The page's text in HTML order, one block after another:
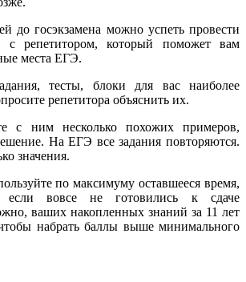
до госэкзамена можно успеть провести
с репетитором, который поможет вам
места ЕГЭ.
тесты, блоки для вас наиболее
репетитора объяснить их.
с ним несколько похожих примеров,
На ЕГЭ все задания повторяются.
значения.
по максимуму оставшееся время,
если вовсе не готовились к сдаче
ваших накопленных знаний за 11 лет
набрать баллы выше минимального